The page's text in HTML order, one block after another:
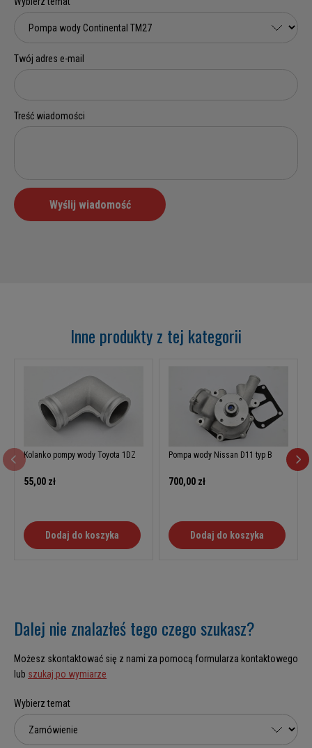
Inne produkty z tej kategorii
Kolanko pompy wody Toyota 1DZ
55,00 zł
Dodaj do koszyka
Pompa wody Nissan D11 typ B
700,00 zł
Dodaj do koszyka
Dalej nie znalazłeś tego czego szukasz?
Możesz skontaktować się z nami za pomocą formularza kontaktowego
lub szukaj po wymiarze